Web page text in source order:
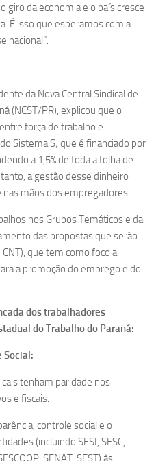
giro da economia e o país cresce
É isso que esperamos com a
nacional”.
da Nova Central Sindical de
(NCST/PR), explicou que o
força de trabalho e
Sistema S; que é financiado por
a 1,5% de toda a folha de
a gestão desse dinheiro
mãos dos empregadores.
nos Grupos Temáticos e da
das propostas que serão
que tem como foco a
a promoção do emprego e do
dos trabalhadores
do Trabalho do Paraná:
Social:
tenham paridade nos
e fiscais.
controle social e o
(incluindo SESI, SESC,
SENAT, SEST) às